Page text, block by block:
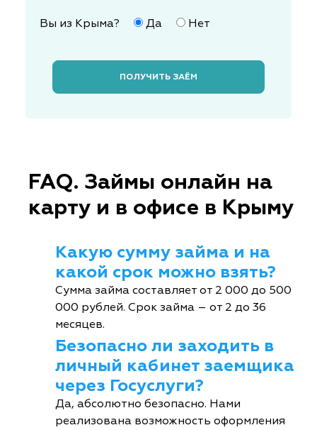
Вы из Крыма? Да Нет
ПОЛУЧИТЬ ЗАЁМ
FAQ. Займы онлайн на
карту и в офисе в Крыму
Какую сумму займа и на
какой срок можно взять?
Сумма займа составляет от 2 000 до 500
000 рублей. Срок займа – от 2 до 36
месяцев.
Безопасно ли заходить в
личный кабинет заемщика
через Госуслуги?
Да, абсолютно безопасно. Нами
реализована возможность оформления